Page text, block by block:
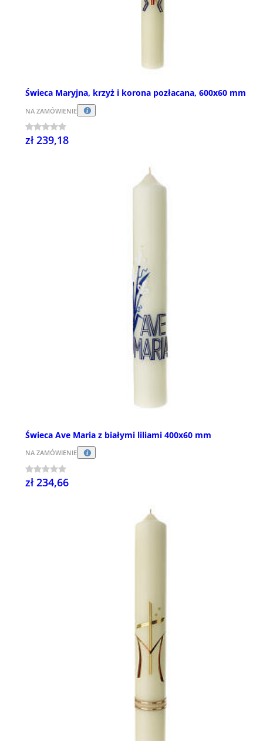
Świeca Maryjna, krzyż i korona pozłacana, 600x60 mm
NA ZAMÓWIENIE
zł 239,18
Świeca Ave Maria z białymi liliami 400x60 mm
NA ZAMÓWIENIE
zł 234,66